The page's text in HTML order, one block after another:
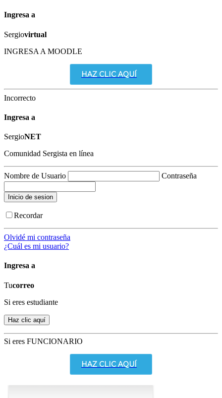
Ingresa a
Sergiovirtual
INGRESA A MOODLE
HAZ CLIC AQUÍ
Incorrecto
Ingresa a
SergioNET
Comunidad Sergista en línea
Nombre de Usuario Contraseña
Recordar
Olvidé mi contraseña
¿Cuál es mi usuario?
Ingresa a
Tucorreo
Si eres estudiante
Si eres FUNCIONARIO
HAZ CLIC AQUÍ